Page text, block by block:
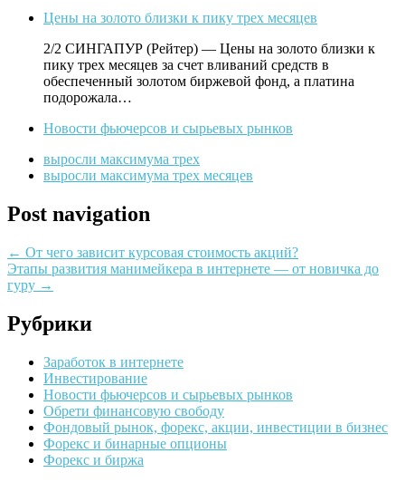
Цены на золото близки к пику трех месяцев
2/2 СИНГАПУР (Рейтер) — Цены на золото близки к
пику трех месяцев за счет вливаний средств в
обеспеченный золотом биржевой фонд, а платина
подорожала…
Новости фьючерсов и сырьевых рынков
выросли максимума трех
выросли максимума трех месяцев
Post navigation
← От чего зависит курсовая стоимость акций?
Этапы развития манимейкера в интернете — от новичка до
гуру →
Рубрики
Заработок в интернете
Инвестирование
Новости фьючерсов и сырьевых рынков
Обрети финансовую свободу
Фондовый рынок, форекс, акции, инвестиции в бизнес
Форекс и бинарные опционы
Форекс и биржа